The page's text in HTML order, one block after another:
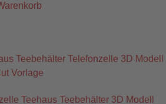
Teehaus Teebehälter 3D Modell